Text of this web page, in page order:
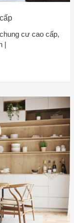
cư cao cấp,